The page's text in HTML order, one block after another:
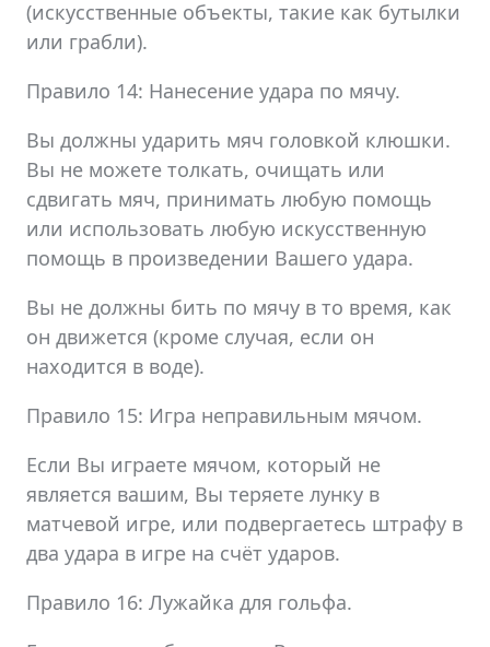
(искусственные объекты, такие как бутылки
или грабли).
Правило 14: Нанесение удара по мячу.
Вы должны ударить мяч головкой клюшки.
Вы не можете толкать, очищать или
сдвигать мяч, принимать любую помощь
или использовать любую искусственную
помощь в произведении Вашего удара.
Вы не должны бить по мячу в то время, как
он движется (кроме случая, если он
находится в воде).
Правило 15: Игра неправильным мячом.
Если Вы играете мячом, который не
является вашим, Вы теряете лунку в
матчевой игре, или подвергаетесь штрафу в
два удара в игре на счёт ударов.
Правило 16: Лужайка для гольфа.